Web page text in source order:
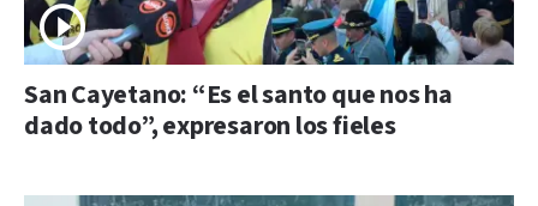
San Cayetano: “Es el santo que nos ha
dado todo”, expresaron los fieles